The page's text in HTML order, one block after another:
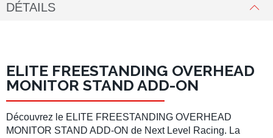
DÉTAILS
ELITE FREESTANDING OVERHEAD
MONITOR STAND ADD-ON
Découvrez le ELITE FREESTANDING OVERHEAD
MONITOR STAND ADD-ON de Next Level Racing. La